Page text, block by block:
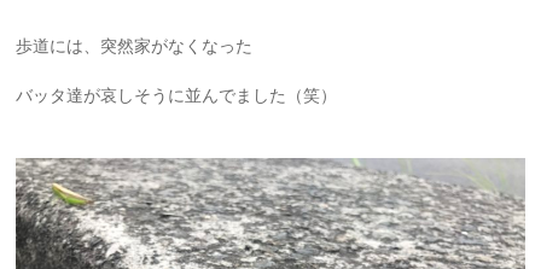
歩道には、突然家がなくなった
バッタ達が哀しそうに並んでました（笑）